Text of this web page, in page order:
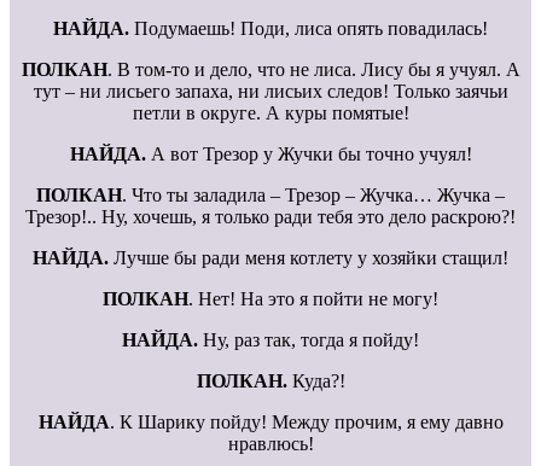
НАЙДА. Подумаешь! Поди, лиса опять повадилась!
ПОЛКАН. В том-то и дело, что не лиса. Лису бы я учуял. А
тут – ни лисьего запаха, ни лисьих следов! Только заячьи
петли в округе. А куры помятые!
НАЙДА.А вот Трезор у Жучки бы точно учуял!
ПОЛКАН. Что ты заладила – Трезор – Жучка… Жучка –
Трезор!.. Ну, хочешь, я только ради тебя это дело раскрою?!
НАЙДА. Лучше бы ради меня котлету у хозяйки стащил!
ПОЛКАН. Нет! На это я пойти не могу!
НАЙДА. Ну, раз так, тогда я пойду!
ПОЛКАН.Куда?!
НАЙДА. К Шарику пойду! Между прочим, я ему давно
нравлюсь!